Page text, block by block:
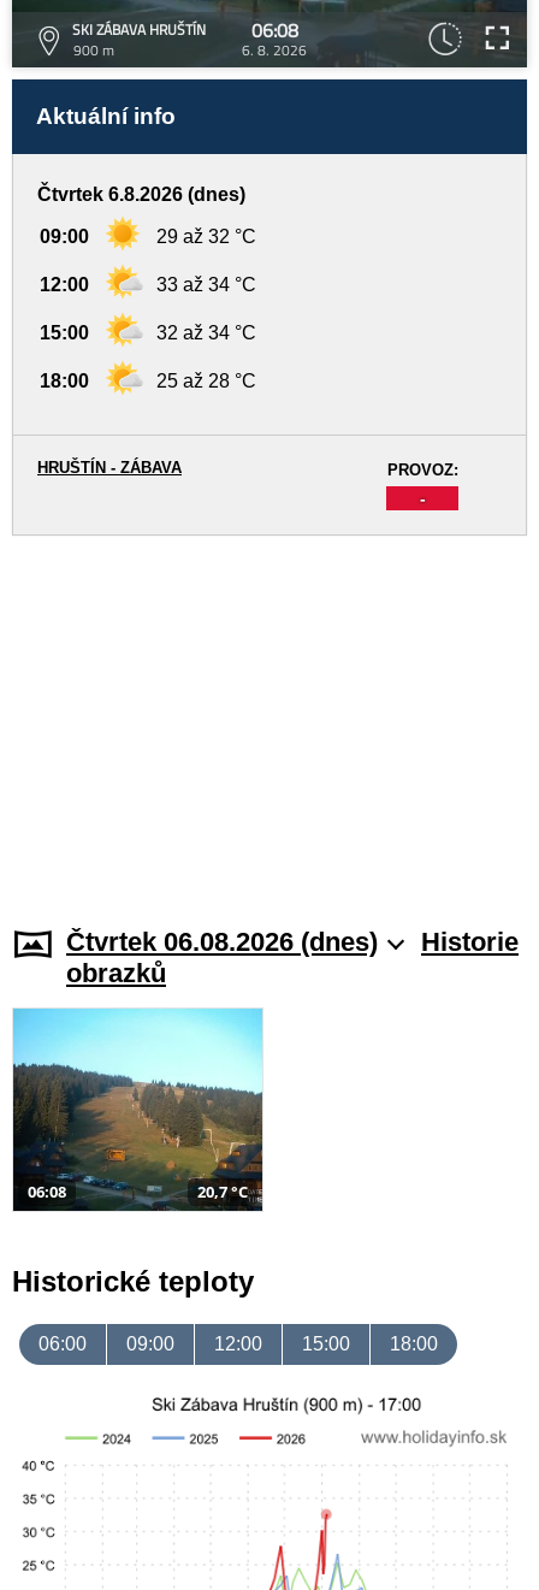
SKI ZÁBAVA HRUŠTÍN
900 m
06:08
6. 8. 2026
Aktuální info
Čtvrtek 6.8.2026 (dnes)
09:00 29 až 32 °C
12:00 33 až 34 °C
15:00 32 až 34 °C
18:00 25 až 28 °C
PROVOZ:
-
HRUŠTÍN - ZÁBAVA
Čtvrtek 06.08.2026 (dnes)
Historie
obrazků
06:08 20,7 °C
Historické teploty
06:00 09:00 12:00 15:00 18:00